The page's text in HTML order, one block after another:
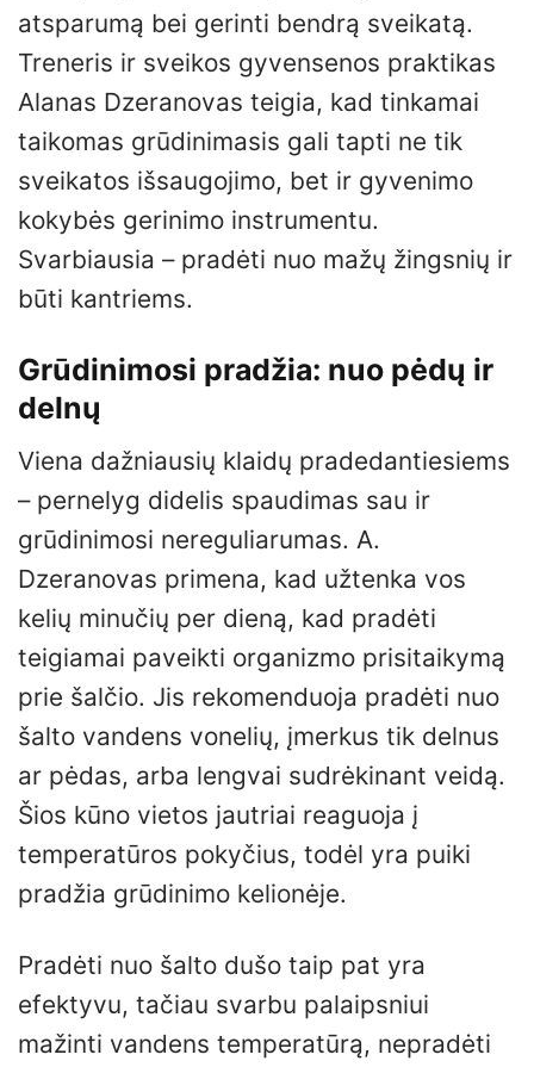
atsparumą bei gerinti bendrą sveikatą.
Treneris ir sveikos gyvensenos praktikas
Alanas Dzeranovas teigia, kad tinkamai
taikomas grūdinimasis gali tapti ne tik
sveikatos išsaugojimo, bet ir gyvenimo
kokybės gerinimo instrumentu.
Svarbiausia – pradėti nuo mažų žingsnių ir
būti kantriems.
Grūdinimosi pradžia: nuo pėdų ir
delnų
Viena dažniausių klaidų pradedantiesiems
– pernelyg didelis spaudimas sau ir
grūdinimosi nereguliarumas. A.
Dzeranovas primena, kad užtenka vos
kelių minučių per dieną, kad pradėti
teigiamai paveikti organizmo prisitaikymą
prie šalčio. Jis rekomenduoja pradėti nuo
šalto vandens vonelių, įmerkus tik delnus
ar pėdas, arba lengvai sudrėkinant veidą.
Šios kūno vietos jautriai reaguoja į
temperatūros pokyčius, todėl yra puiki
pradžia grūdinimo kelionėje.
Pradėti nuo šalto dušo taip pat yra
efektyvu, tačiau svarbu palaipsniui
mažinti vandens temperatūrą, nepradėti